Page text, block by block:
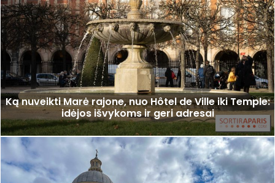
Ką nuveikti Marė rajone, nuo Hôtel de Ville iki Temple:
idėjos išvykoms ir geri adresai